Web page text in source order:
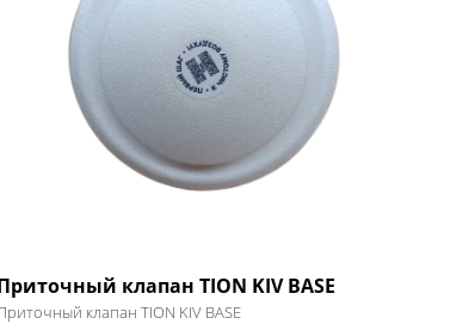
клапан TION KIV BASE
клапан TION KIV BASE